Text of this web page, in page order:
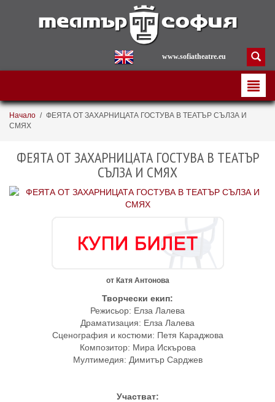
www.sofiatheatre.eu
Начало / ФЕЯТА ОТ ЗАХАРНИЦАТА ГОСТУВА В ТЕАТЪР СЪЛЗА И
СМЯХ
ФЕЯТА ОТ ЗАХАРНИЦАТА ГОСТУВА В ТЕАТЪР
СЪЛЗА И СМЯХ
от Катя Антонова
Творчески екип:
Режисьор: Елза Лалева
Драматизация: Елза Лалева
Сценография и костюми: Петя Караджова
Композитор: Мира Искърова
Мултимедия: Димитър Сарджев
Участват: